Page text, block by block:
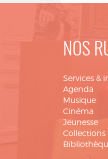
NOS
Services &
Agenda
Musique
Cinéma
Jeunesse